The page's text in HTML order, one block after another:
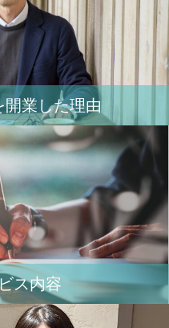
業した理由
ス内容